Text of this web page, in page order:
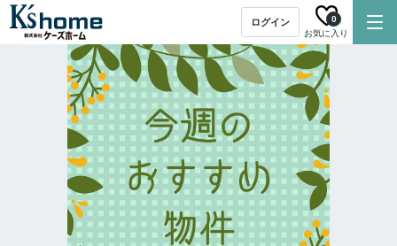
ログイン
お気に入り
0